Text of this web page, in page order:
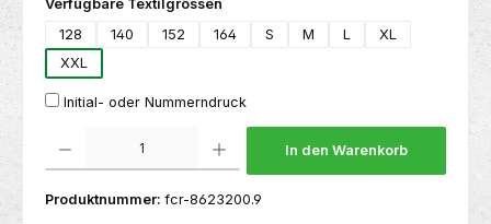
Verfügbare Textilgrössen
128
140 152 164 S M L
XL
XXL
Initial- oder Nummerndruck
Produkt Anzahl: Gib den gewünschten Wert ein oder benutze die Schaltflächen um
In den Warenkorb
Produktnummer: fcr-8623200.9